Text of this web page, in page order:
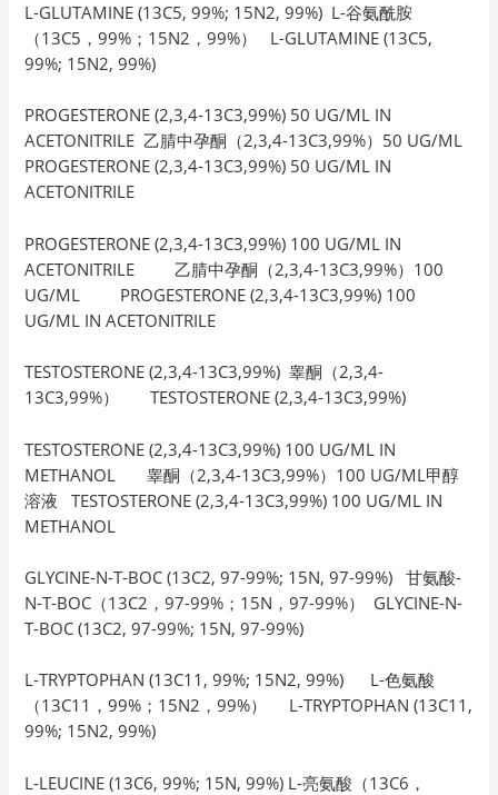
L-GLUTAMINE (13C5, 99%; 15N2, 99%) L-谷氨酰胺
（13C5，99%；15N2，99%） L-GLUTAMINE (13C5,
99%; 15N2, 99%)
PROGESTERONE (2,3,4-13C3,99%) 50 UG/ML IN
ACETONITRILE 乙腈中孕酮（2,3,4-13C3,99%）50 UG/ML
PROGESTERONE (2,3,4-13C3,99%) 50 UG/ML IN
ACETONITRILE
PROGESTERONE (2,3,4-13C3,99%) 100 UG/ML IN
ACETONITRILE 乙腈中孕酮（2,3,4-13C3,99%）100
UG/ML PROGESTERONE (2,3,4-13C3,99%) 100
UG/ML IN ACETONITRILE
TESTOSTERONE (2,3,4-13C3,99%) 睾酮（2,3,4-
13C3,99%） TESTOSTERONE (2,3,4-13C3,99%)
TESTOSTERONE (2,3,4-13C3,99%) 100 UG/ML IN
METHANOL 睾酮（2,3,4-13C3,99%）100 UG/ML甲醇
溶液 TESTOSTERONE (2,3,4-13C3,99%) 100 UG/ML IN
METHANOL
GLYCINE-N-T-BOC (13C2, 97-99%; 15N, 97-99%) 甘氨酸-
N-T-BOC（13C2，97-99%；15N，97-99%） GLYCINE-N-
T-BOC (13C2, 97-99%; 15N, 97-99%)
L-TRYPTOPHAN (13C11, 99%; 15N2, 99%) L-色氨酸
（13C11，99%；15N2，99%） L-TRYPTOPHAN (13C11,
99%; 15N2, 99%)
L-LEUCINE (13C6, 99%; 15N, 99%) L-亮氨酸（13C6，